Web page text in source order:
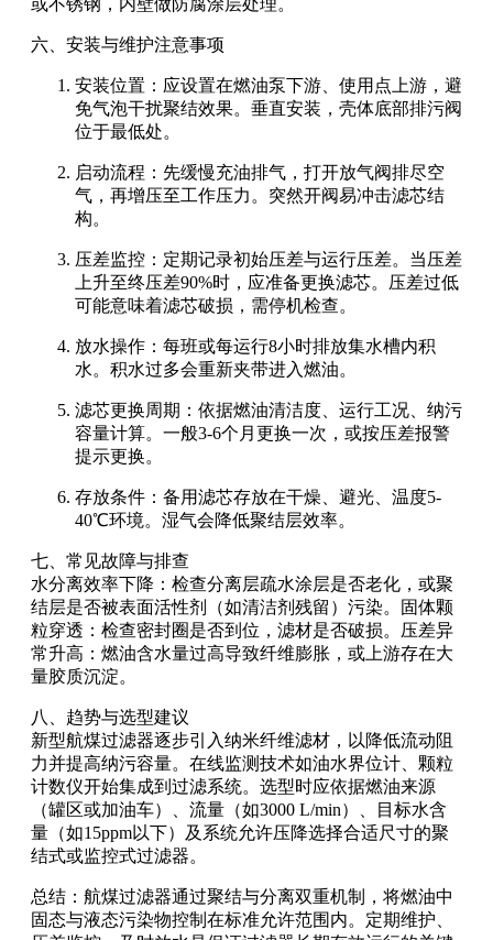
六、安装与维护注意事项
安装位置：应设置在燃油泵下游、使用点上游，避
免气泡干扰聚结效果。垂直安装，壳体底部排污阀
位于最低处。
启动流程：先缓慢充油排气，打开放气阀排尽空
气，再增压至工作压力。突然开阀易冲击滤芯结
构。
压差监控：定期记录初始压差与运行压差。当压差
上升至终压差90%时，应准备更换滤芯。压差过低
可能意味着滤芯破损，需停机检查。
放水操作：每班或每运行8小时排放集水槽内积
水。积水过多会重新夹带进入燃油。
滤芯更换周期：依据燃油清洁度、运行工况、纳污
容量计算。一般3-6个月更换一次，或按压差报警
提示更换。
存放条件：备用滤芯存放在干燥、避光、温度5-
40℃环境。湿气会降低聚结层效率。
七、常见故障与排查
水分离效率下降：检查分离层疏水涂层是否老化，或聚
结层是否被表面活性剂（如清洁剂残留）污染。固体颗
粒穿透：检查密封圈是否到位，滤材是否破损。压差异
常升高：燃油含水量过高导致纤维膨胀，或上游存在大
量胶质沉淀。
八、趋势与选型建议
新型航煤过滤器逐步引入纳米纤维滤材，以降低流动阻
力并提高纳污容量。在线监测技术如油水界位计、颗粒
计数仪开始集成到过滤系统。选型时应依据燃油来源
（罐区或加油车）、流量（如3000 L/min）、目标水含
量（如15ppm以下）及系统允许压降选择合适尺寸的聚
结式或监控式过滤器。
总结：航煤过滤器通过聚结与分离双重机制，将燃油中
固态与液态污染物控制在标准允许范围内。定期维护、